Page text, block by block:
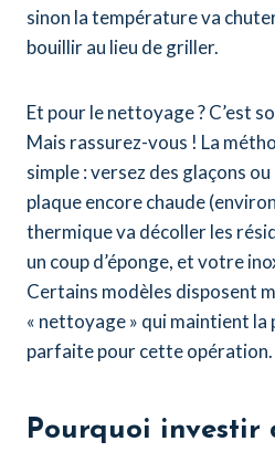
sinon la température va
bouillir au lieu de griller.
Et pour le nettoyage ? C’est
Mais rassurez-vous ! La
simple : versez des glaçons
plaque encore chaude
thermique va décoller les
un coup d’éponge, et votre
Certains modèles disposent
« nettoyage » qui maintient
parfaite pour cette opération.
Pourquoi investir